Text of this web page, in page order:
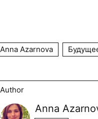
Anna Azarnova
Author
Anna